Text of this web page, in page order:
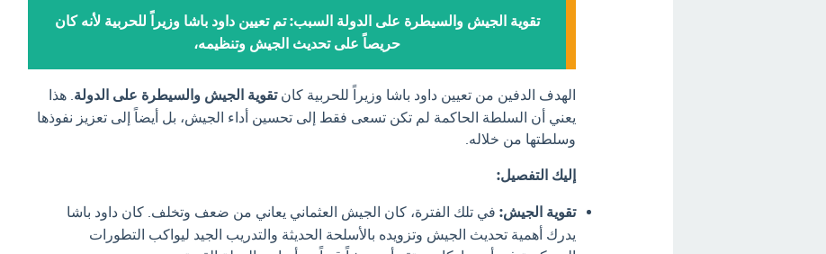
تقوية الجيش والسيطرة على الدولة السبب: تم تعيين داود باشا وزيراً للحربية لأنه كان
حريصاً على تحديث الجيش وتنظيمه،
الهدف الدفين من تعيين داود باشا وزيراً للحربية كانتقوية الجيش والسيطرة على الدولة . هذا
يعني أن السلطة الحاكمة لم تكن تسعى فقط إلى تحسين أداء الجيش، بل أيضاً إلى تعزيز نفوذها
وسلطتها من خلاله.
إليك التفصيل:
تقوية الجيش: في تلك الفترة، كان الجيش العثماني يعاني من ضعف وتخلف. كان داود باشا
يدرك أهمية تحديث الجيش وتزويده بالأسلحة الحديثة والتدريب الجيد ليواكب التطورات